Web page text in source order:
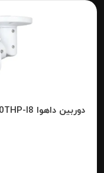
دوربین داهوا DH-HAC-HFW1200THP-I8